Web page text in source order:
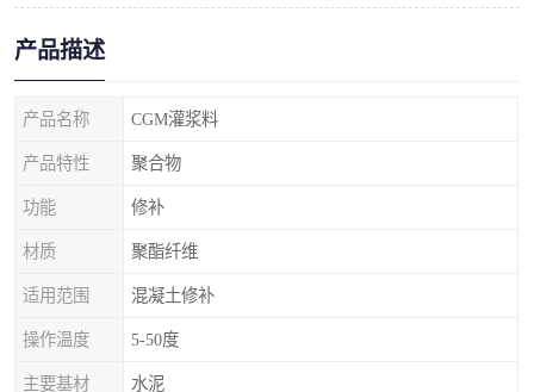
产品描述
产品名称 CGM灌浆料
产品特性 聚合物
功能 修补
材质 聚酯纤维
适用范围 混凝土修补
操作温度 5-50度
主要基材 水泥